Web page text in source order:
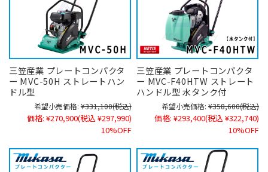
三笠産業 プレートコンパクタ
ー MVC-50H ストレートハン
ドル型
希望小売価格: ¥331,100(税込)
価格: ¥270,900(税込 ¥297,990)
10%OFF
三笠産業 プレートコンパクタ
ー MVC-F40HTW ストレート
ハンドル型 水タンク付
希望小売価格: ¥358,600(税込)
価格: ¥293,400(税込 ¥322,740)
10%OFF